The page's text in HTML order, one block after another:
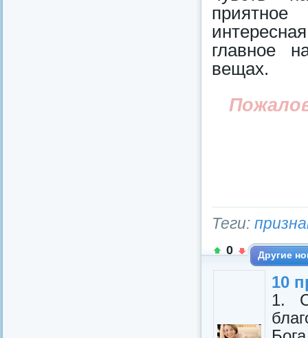
главное
вещах.
Теги:
0 Другие
10
1.